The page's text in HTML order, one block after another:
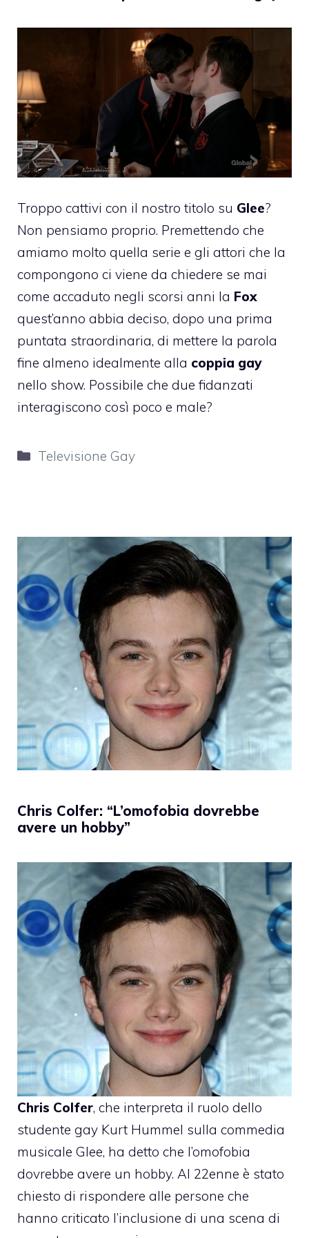
Troppo cattivi con il nostro titolo su Glee?
Non pensiamo proprio. Premettendo che
amiamo molto quella serie e gli attori che la
compongono ci viene da chiedere se mai
come accaduto negli scorsi anni la Fox
quest’anno abbia deciso, dopo una prima
puntata straordinaria, di mettere la parola
fine almeno idealmente alla coppia gay
nello show. Possibile che due fidanzati
interagiscono così poco e male?
Categorie
Televisione Gay
Chris Colfer: “L’omofobia dovrebbe
avere un hobby”
Chris Colfer, che interpreta il ruolo dello
studente gay Kurt Hummel sulla commedia
musicale Glee, ha detto che l’omofobia
dovrebbe avere un hobby. Al 22enne è stato
chiesto di rispondere alle persone che
hanno criticato l’inclusione di una scena di